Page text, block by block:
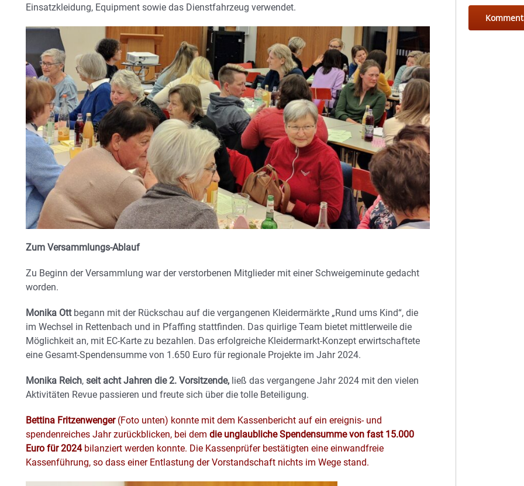
Einsatzkleidung, Equipment sowie das Dienstfahrzeug verwendet.
Zum Versammlungs-Ablauf
Zu Beginn der Versammlung war der verstorbenen Mitglieder mit einer Schweigeminute gedacht
worden.
Monika Ottbegann mit der Rückschau auf die vergangenen Kleidermärkte „Rund ums Kind“, die
im Wechsel in Rettenbach und in Pfaffing stattfinden. Das quirlige Team bietet mittlerweile die
Möglichkeit an, mit EC-Karte zu bezahlen. Das erfolgreiche Kleidermarkt-Konzept erwirtschaftete
eine Gesamt-Spendensumme von 1.650 Euro für regionale Projekte im Jahr 2024.
Monika Reich, seit acht Jahren die 2. Vorsitzende, ließ das vergangene Jahr 2024 mit den vielen
Aktivitäten Revue passieren und freute sich über die tolle Beteiligung.
Bettina Fritzenwenger(Foto unten) konnte mit dem Kassenbericht auf ein ereignis- und
spendenreiches Jahr zurückblicken, bei dem die unglaubliche Spendensumme von fast 15.000
Euro für 2024bilanziert werden konnte. Die Kassenprüfer bestätigten eine einwandfreie
Kassenführung, so dass einer Entlastung der Vorstandschaft nichts im Wege stand.